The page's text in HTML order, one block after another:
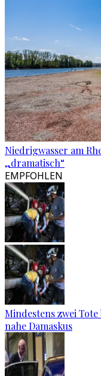
Niedrigwasser am
„dramatisch“
EMPFOHLEN
Mindestens zwei
nahe Damaskus